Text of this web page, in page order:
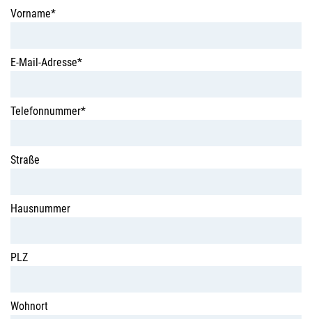
Vorname*
E-Mail-Adresse*
Telefonnummer*
Straße
Hausnummer
PLZ
Wohnort